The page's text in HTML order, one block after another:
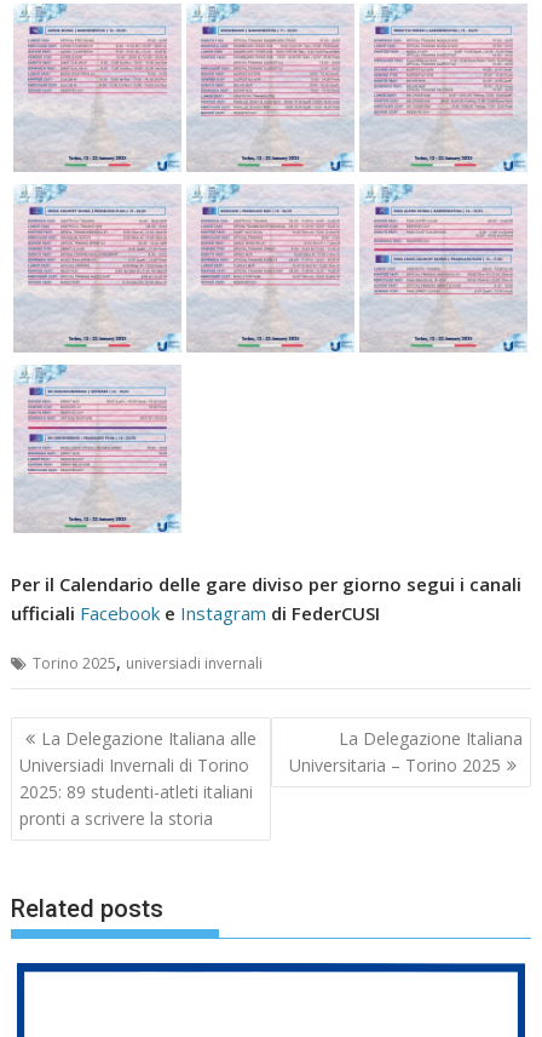
Per il Calendario delle gare diviso per giorno segui i canali
ufficiali Facebook e Instagram di FederCUSI
Torino 2025, universiadi invernali
Navigazione
articoli
La Delegazione Italiana alle
Universiadi Invernali di Torino
2025: 89 studenti-atleti italiani
pronti a scrivere la storia
La Delegazione Italiana
Universitaria – Torino 2025
Related posts